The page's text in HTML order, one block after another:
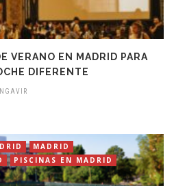
VERANO EN MADRID PARA
DIFERENTE
MADRID
PISCINAS EN MADRID